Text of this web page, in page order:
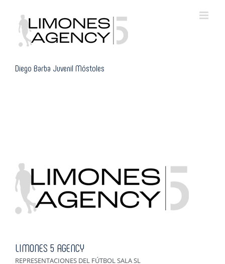
content
Diego Barba Juvenil Móstoles
LIMONES 5 AGENCY
REPRESENTACIONES DEL FÚTBOL SALA SL